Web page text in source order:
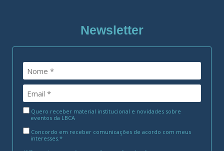
Newsletter
Quero receber material institucional e novidades sobre
eventos da LBCA
Concordo em receber comunicações de acordo com meus
interesses.*